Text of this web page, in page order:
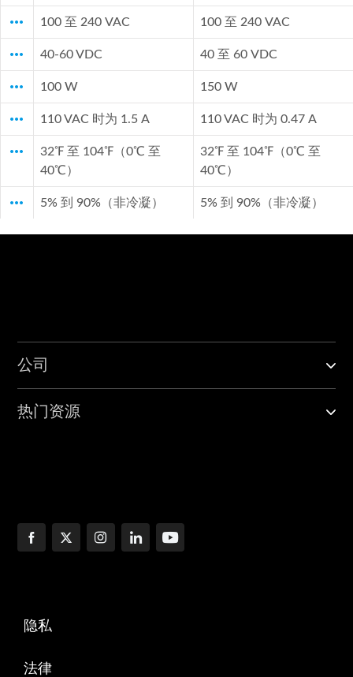
more_horiz 100 至 240 VAC 100 至 240 VAC
more_horiz 40-60 VDC 40 至 60 VDC
more_horiz 100 W 150 W
more_horiz 110 VAC 时为 1.5 A 110 VAC 时为 0.47 A
more_horiz
32℉ 至 104℉（0℃ 至
40℃）
32℉ 至 104℉（0℃ 至
40℃）
more_horiz 5% 到 90%（非冷凝） 5% 到 90%（非冷凝）
公司
热门资源
隐私
法律